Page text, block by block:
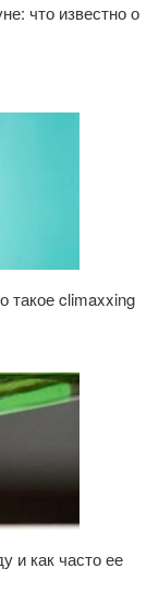
что известно о
такое climaxxing
и как часто ее